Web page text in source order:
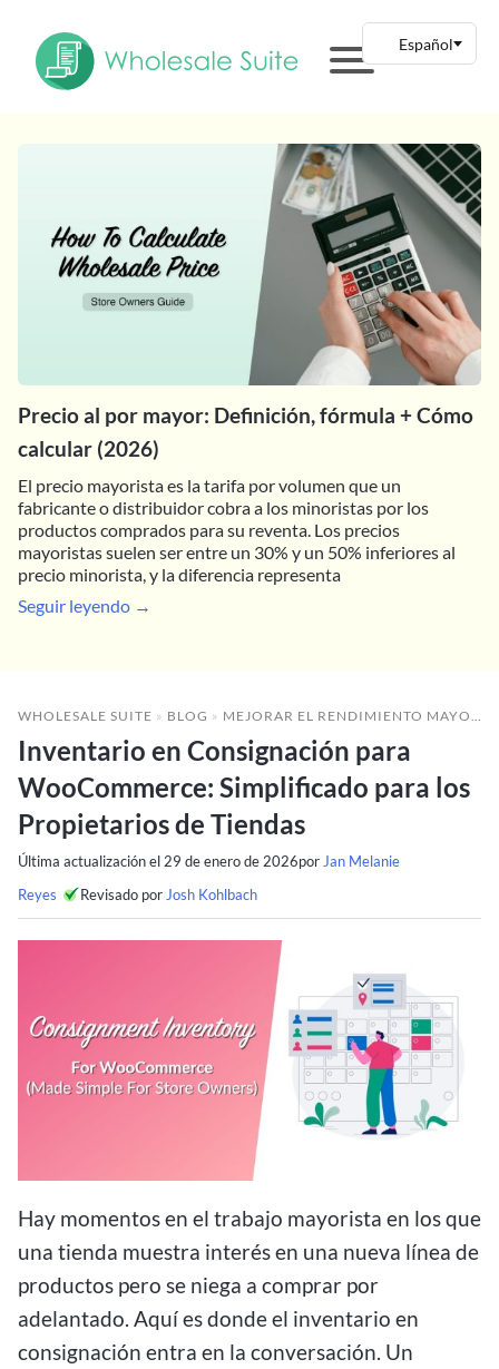
Precio al por mayor: Definición, fórmula + Cómo
calcular (2026)
El precio mayorista es la tarifa por volumen que un
fabricante o distribuidor cobra a los minoristas por los
productos comprados para su reventa. Los precios
mayoristas suelen ser entre un 30% y un 50% inferiores al
precio minorista, y la diferencia representa
Seguir leyendo →
WHOLESALE SUITE » BLOG » MEJORAR EL RENDIMIENTO MAYORISTA
Inventario en Consignación para
WooCommerce: Simplificado para los
Propietarios de Tiendas
Última actualización el 29 de enero de 2026por Jan Melanie
Reyes
Revisado por Josh Kohlbach
Hay momentos en el trabajo mayorista en los que
una tienda muestra interés en una nueva línea de
productos pero se niega a comprar por
adelantado. Aquí es donde el inventario en
consignación entra en la conversación. Un